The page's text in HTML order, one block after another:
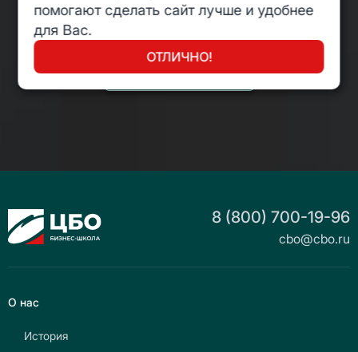
8 800 700 1996
partner@cbo.ru
8 (800) 700-19-96
cbo@cbo.ru
О нас
История
помогают сделать сайт лучше и удобнее
для Вас.
ОТЛИЧНО!